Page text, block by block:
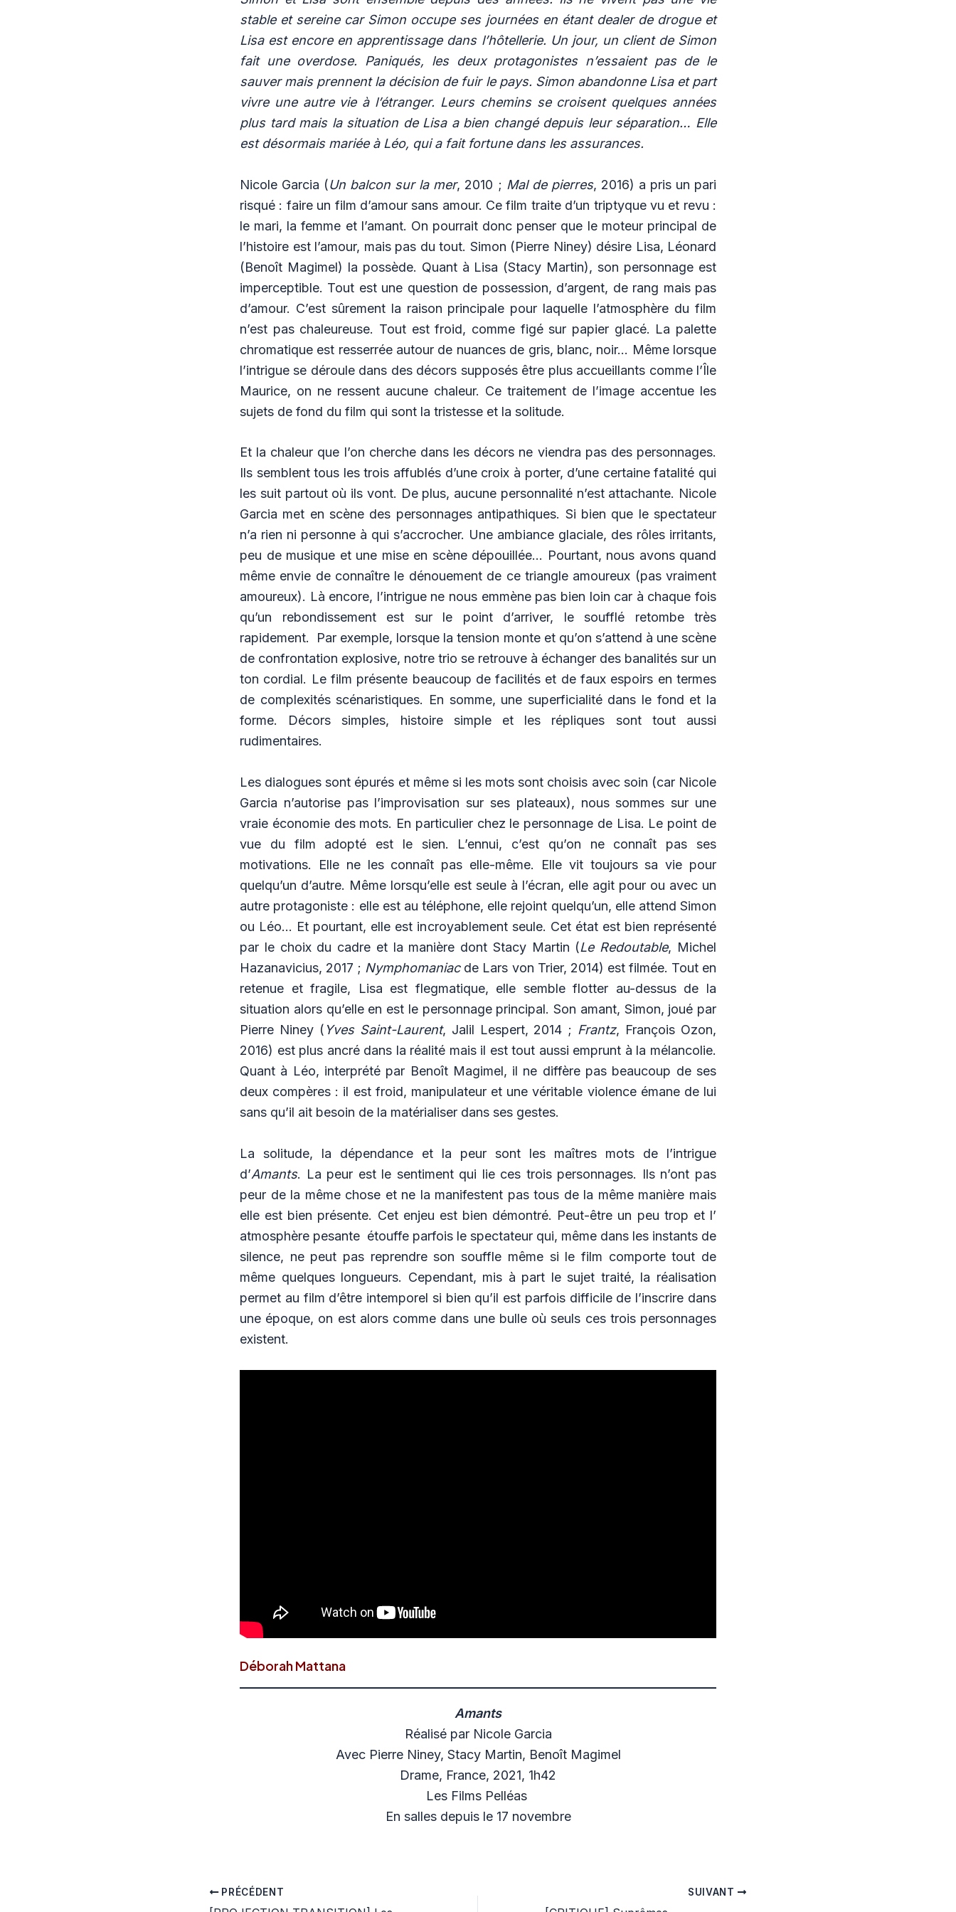
stable et sereine car Simon occupe ses journées en étant dealer de drogue et
Lisa est encore en apprentissage dans l’hôtellerie. Un jour, un client de Simon
fait une overdose. Paniqués, les deux protagonistes n’essaient pas de le
sauver mais prennent la décision de fuir le pays. Simon abandonne Lisa et part
vivre une autre vie à l’étranger. Leurs chemins se croisent quelques années
plus tard mais la situation de Lisa a bien changé depuis leur séparation… Elle
est désormais mariée à Léo, qui a fait fortune dans les assurances.
Nicole Garcia (Un balcon sur la mer, 2010 ; Mal de pierres, 2016) a pris un pari
risqué : faire un film d’amour sans amour. Ce film traite d’un triptyque vu et revu :
le mari, la femme et l’amant. On pourrait donc penser que le moteur principal de
l’histoire est l’amour, mais pas du tout. Simon (Pierre Niney) désire Lisa, Léonard
(Benoît Magimel) la possède. Quant à Lisa (Stacy Martin), son personnage est
imperceptible. Tout est une question de possession, d’argent, de rang mais pas
d’amour. C’est sûrement la raison principale pour laquelle l’atmosphère du film
n’est pas chaleureuse. Tout est froid, comme figé sur papier glacé. La palette
chromatique est resserrée autour de nuances de gris, blanc, noir… Même lorsque
l’intrigue se déroule dans des décors supposés être plus accueillants comme l’Île
Maurice, on ne ressent aucune chaleur. Ce traitement de l’image accentue les
sujets de fond du film qui sont la tristesse et la solitude.
Et la chaleur que l’on cherche dans les décors ne viendra pas des personnages.
Ils semblent tous les trois affublés d’une croix à porter, d’une certaine fatalité qui
les suit partout où ils vont. De plus, aucune personnalité n’est attachante. Nicole
Garcia met en scène des personnages antipathiques. Si bien que le spectateur
n’a rien ni personne à qui s’accrocher. Une ambiance glaciale, des rôles irritants,
peu de musique et une mise en scène dépouillée… Pourtant, nous avons quand
même envie de connaître le dénouement de ce triangle amoureux (pas vraiment
amoureux). Là encore, l’intrigue ne nous emmène pas bien loin car à chaque fois
qu’un rebondissement est sur le point d’arriver, le soufflé retombe très
rapidement. Par exemple, lorsque la tension monte et qu’on s’attend à une scène
de confrontation explosive, notre trio se retrouve à échanger des banalités sur un
ton cordial. Le film présente beaucoup de facilités et de faux espoirs en termes
de complexités scénaristiques. En somme, une superficialité dans le fond et la
forme. Décors simples, histoire simple et les répliques sont tout aussi
rudimentaires.
Les dialogues sont épurés et même si les mots sont choisis avec soin (car Nicole
Garcia n’autorise pas l’improvisation sur ses plateaux), nous sommes sur une
vraie économie des mots. En particulier chez le personnage de Lisa. Le point de
vue du film adopté est le sien. L’ennui, c’est qu’on ne connaît pas ses
motivations. Elle ne les connaît pas elle-même. Elle vit toujours sa vie pour
quelqu’un d’autre. Même lorsqu’elle est seule à l’écran, elle agit pour ou avec un
autre protagoniste : elle est au téléphone, elle rejoint quelqu’un, elle attend Simon
ou Léo… Et pourtant, elle est incroyablement seule. Cet état est bien représenté
par le choix du cadre et la manière dont Stacy Martin (Le Redoutable, Michel
Hazanavicius, 2017 ; Nymphomaniacde Lars von Trier, 2014) est filmée. Tout en
retenue et fragile, Lisa est flegmatique, elle semble flotter au-dessus de la
situation alors qu’elle en est le personnage principal. Son amant, Simon, joué par
Pierre Niney ( Yves Saint-Laurent, Jalil Lespert, 2014 ; Frantz, François Ozon,
2016) est plus ancré dans la réalité mais il est tout aussi emprunt à la mélancolie.
Quant à Léo, interprété par Benoît Magimel, il ne diffère pas beaucoup de ses
deux compères : il est froid, manipulateur et une véritable violence émane de lui
sans qu’il ait besoin de la matérialiser dans ses gestes.
La solitude, la dépendance et la peur sont les maîtres mots de l’intrigue
d’Amants. La peur est le sentiment qui lie ces trois personnages. Ils n’ont pas
peur de la même chose et ne la manifestent pas tous de la même manière mais
elle est bien présente. Cet enjeu est bien démontré. Peut-être un peu trop et l’
atmosphère pesante étouffe parfois le spectateur qui, même dans les instants de
silence, ne peut pas reprendre son souffle même si le film comporte tout de
même quelques longueurs. Cependant, mis à part le sujet traité, la réalisation
permet au film d’être intemporel si bien qu’il est parfois difficile de l’inscrire dans
une époque, on est alors comme dans une bulle où seuls ces trois personnages
existent.
Déborah Mattana
Amants
Réalisé par Nicole Garcia
Avec Pierre Niney, Stacy Martin, Benoît Magimel
Drame, France, 2021, 1h42
Les Films Pelléas
En salles depuis le 17 novembre
PRÉCÉDENT SUIVANT